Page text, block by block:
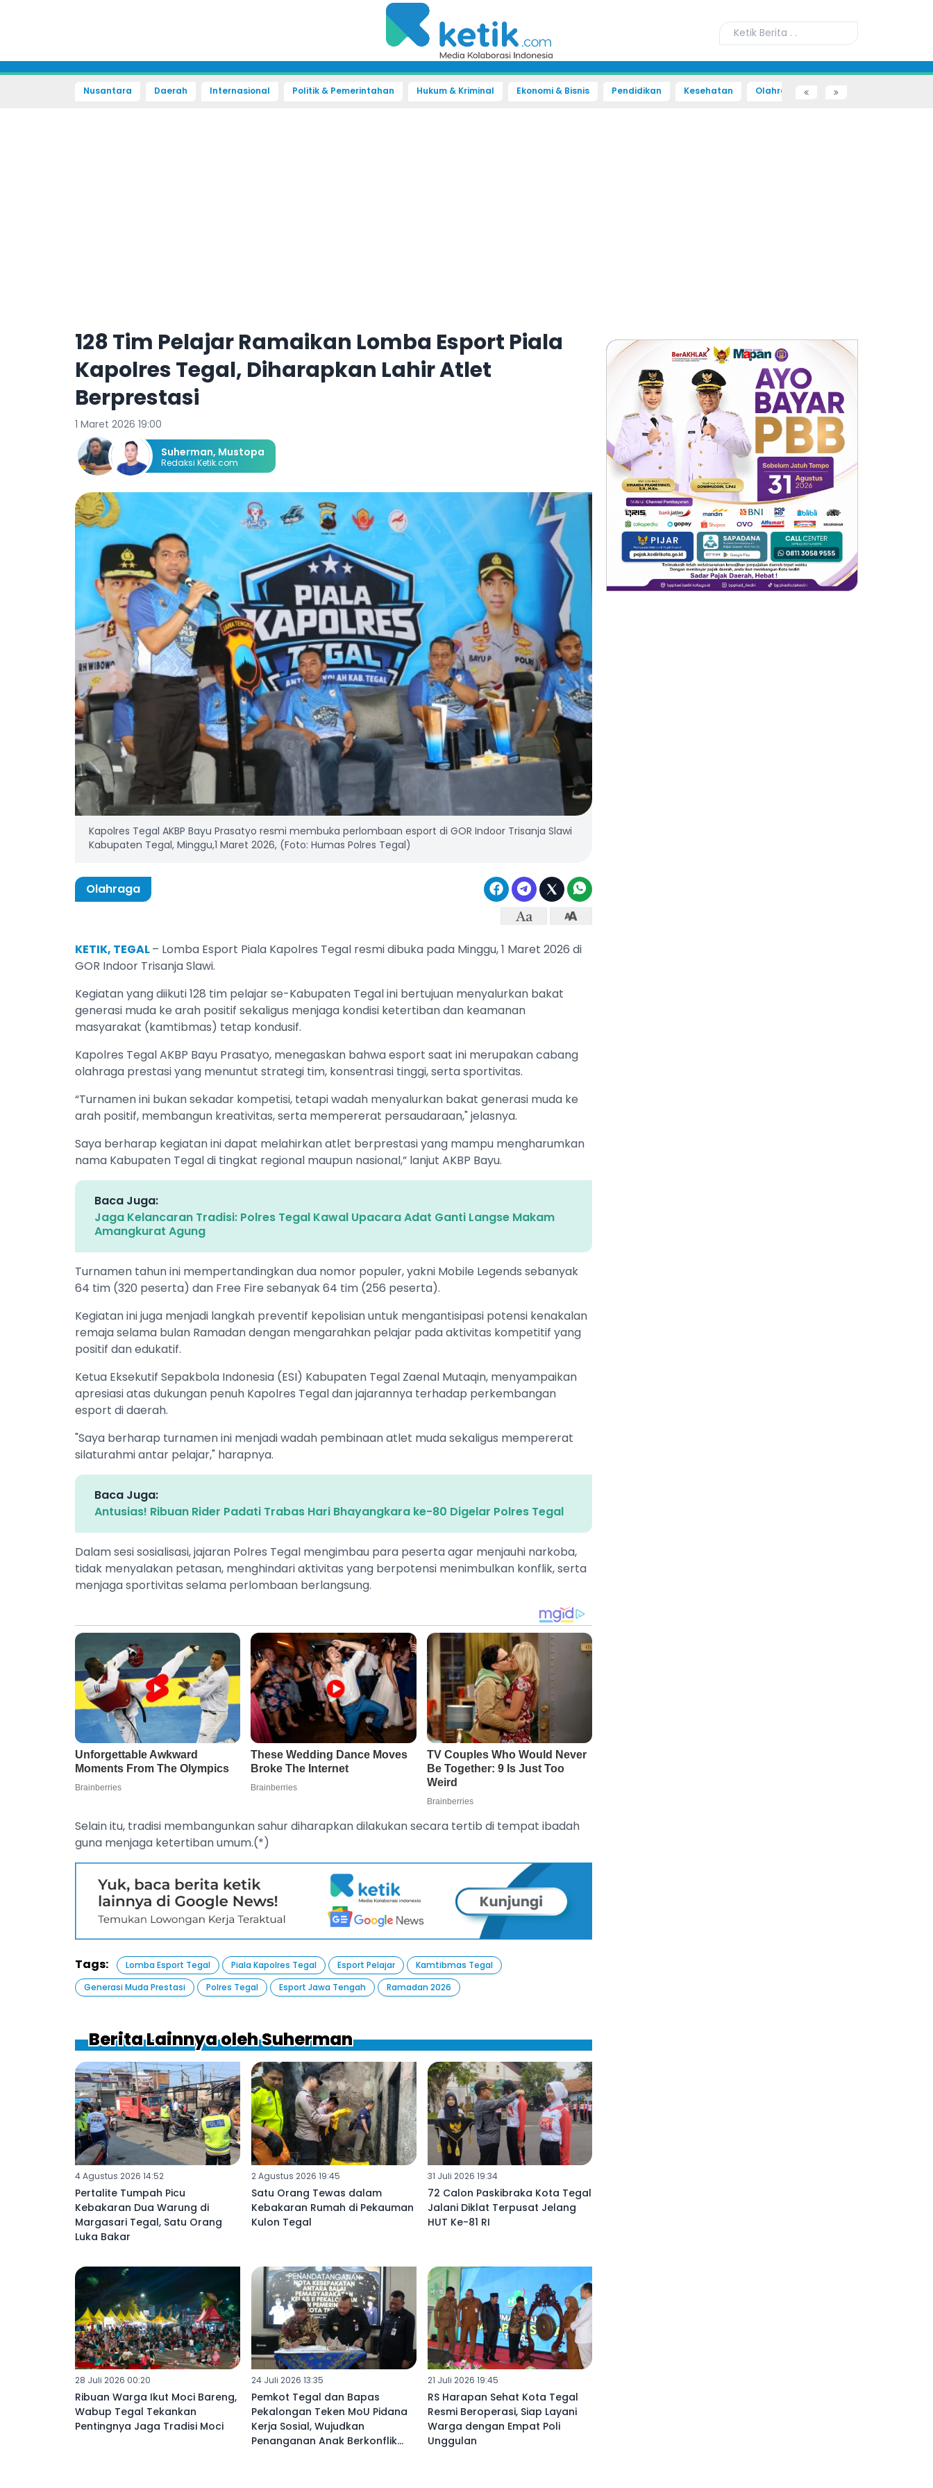
Nusantara Daerah Internasional Politik & Pemerintahan Hukum & Kriminal Ekonomi & Bisnis Pendidikan Kesehatan Olahraga Sains dan Teknologi
128 Tim Pelajar Ramaikan Lomba Esport Piala
Kapolres Tegal, Diharapkan Lahir Atlet
Berprestasi
1 Maret 2026 19:00
Suherman, Mustopa
Redaksi Ketik.com
Kapolres Tegal AKBP Bayu Prasatyo resmi membuka perlombaan esport di GOR Indoor Trisanja Slawi
Kabupaten Tegal, Minggu,1 Maret 2026, (Foto: Humas Polres Tegal)
Olahraga
KETIK, TEGAL– Lomba Esport Piala Kapolres Tegal resmi dibuka pada Minggu, 1 Maret 2026 di
GOR Indoor Trisanja Slawi.
Kegiatan yang diikuti 128 tim pelajar se-Kabupaten Tegal ini bertujuan menyalurkan bakat
generasi muda ke arah positif sekaligus menjaga kondisi ketertiban dan keamanan
masyarakat (kamtibmas) tetap kondusif.
Kapolres Tegal AKBP Bayu Prasatyo, menegaskan bahwa esport saat ini merupakan cabang
olahraga prestasi yang menuntut strategi tim, konsentrasi tinggi, serta sportivitas.
“Turnamen ini bukan sekadar kompetisi, tetapi wadah menyalurkan bakat generasi muda ke
arah positif, membangun kreativitas, serta mempererat persaudaraan," jelasnya.
Saya berharap kegiatan ini dapat melahirkan atlet berprestasi yang mampu mengharumkan
nama Kabupaten Tegal di tingkat regional maupun nasional,” lanjut AKBP Bayu.
Baca Juga:
Jaga Kelancaran Tradisi: Polres Tegal Kawal Upacara Adat Ganti Langse Makam
Amangkurat Agung
Turnamen tahun ini mempertandingkan dua nomor populer, yakni Mobile Legends sebanyak
64 tim (320 peserta) dan Free Fire sebanyak 64 tim (256 peserta).
Kegiatan ini juga menjadi langkah preventif kepolisian untuk mengantisipasi potensi kenakalan
remaja selama bulan Ramadan dengan mengarahkan pelajar pada aktivitas kompetitif yang
positif dan edukatif.
Ketua Eksekutif Sepakbola Indonesia (ESI) Kabupaten Tegal Zaenal Mutaqin, menyampaikan
apresiasi atas dukungan penuh Kapolres Tegal dan jajarannya terhadap perkembangan
esport di daerah.
"Saya berharap turnamen ini menjadi wadah pembinaan atlet muda sekaligus mempererat
silaturahmi antar pelajar," harapnya.
Baca Juga:
Antusias! Ribuan Rider Padati Trabas Hari Bhayangkara ke-80 Digelar Polres Tegal
Dalam sesi sosialisasi, jajaran Polres Tegal mengimbau para peserta agar menjauhi narkoba,
tidak menyalakan petasan, menghindari aktivitas yang berpotensi menimbulkan konflik, serta
menjaga sportivitas selama perlombaan berlangsung.
Selain itu, tradisi membangunkan sahur diharapkan dilakukan secara tertib di tempat ibadah
guna menjaga ketertiban umum.(*)
Tags: Lomba Esport Tegal Piala Kapolres Tegal Esport Pelajar
Kamtibmas Tegal
Generasi Muda Prestasi
Polres Tegal Esport Jawa Tengah Ramadan 2026
Berita Lainnya oleh Suherman
4 Agustus 2026 14:52
Pertalite Tumpah Picu
Kebakaran Dua Warung di
Margasari Tegal, Satu Orang
Luka Bakar
2 Agustus 2026 19:45
Satu Orang Tewas dalam
Kebakaran Rumah di Pekauman
Kulon Tegal
31 Juli 2026 19:34
72 Calon Paskibraka Kota Tegal
Jalani Diklat Terpusat Jelang
HUT Ke-81 RI
28 Juli 2026 00:20
Ribuan Warga Ikut Moci Bareng,
Wabup Tegal Tekankan
Pentingnya Jaga Tradisi Moci
24 Juli 2026 13:35
Pemkot Tegal dan Bapas
Pekalongan Teken MoU Pidana
Kerja Sosial, Wujudkan
Penanganan Anak Berkonflik
21 Juli 2026 19:45
RS Harapan Sehat Kota Tegal
Resmi Beroperasi, Siap Layani
Warga dengan Empat Poli
Unggulan